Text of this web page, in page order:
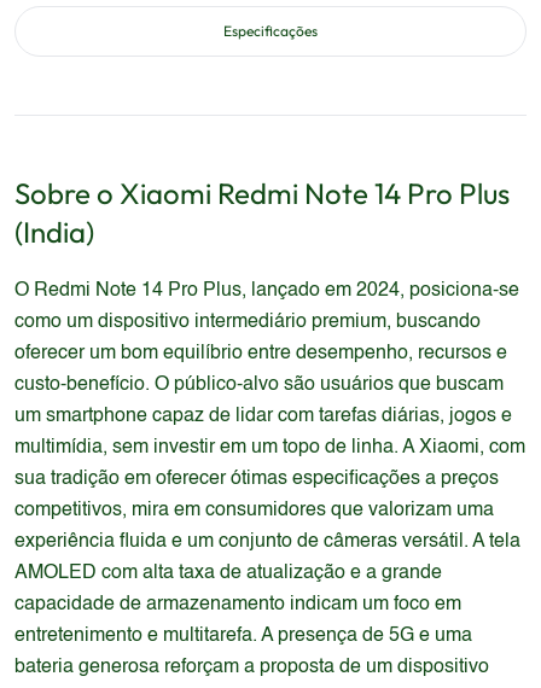
Especificações
Sobre o Xiaomi Redmi Note 14 Pro Plus
(India)
O Redmi Note 14 Pro Plus, lançado em 2024, posiciona-se
como um dispositivo intermediário premium, buscando
oferecer um bom equilíbrio entre desempenho, recursos e
custo-benefício. O público-alvo são usuários que buscam
um smartphone capaz de lidar com tarefas diárias, jogos e
multimídia, sem investir em um topo de linha. A Xiaomi, com
sua tradição em oferecer ótimas especificações a preços
competitivos, mira em consumidores que valorizam uma
experiência fluida e um conjunto de câmeras versátil. A tela
AMOLED com alta taxa de atualização e a grande
capacidade de armazenamento indicam um foco em
entretenimento e multitarefa. A presença de 5G e uma
bateria generosa reforçam a proposta de um dispositivo